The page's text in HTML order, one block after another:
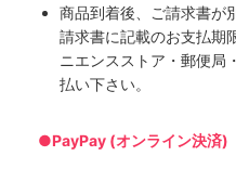
商品到着後、ご請求書が
請求書に記載のお支払期
ニエンスストア・郵便局
払い下さい。
●PayPay (オンライン決済)